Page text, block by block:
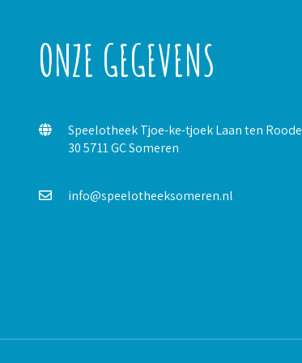
ONZE GEGEVENS
Speelotheek Tjoe-ke-tjoek Laan ten Roode
30 5711 GC Someren
info@speelotheeksomeren.nl